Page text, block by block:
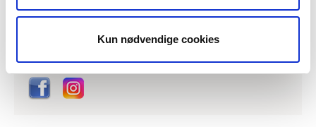
Kun nødvendige cookies
English